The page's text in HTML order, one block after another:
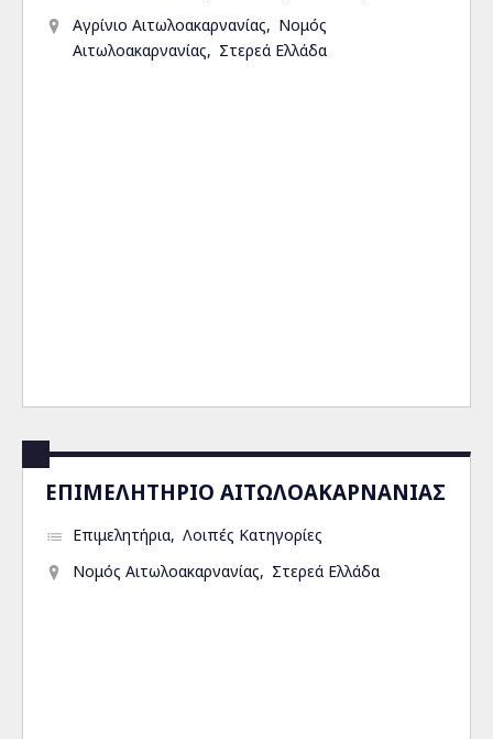
Αγρίνιο Αιτωλοακαρνανίας
Νομός
Αιτωλοακαρνανίας
Στερεά Ελλάδα
ΕΠΙΜΕΛΗΤΗΡΙΟ ΑΙΤΩΛΟΑΚΑΡΝΑΝΙΑΣ
Επιμελητήρια Λοιπές Κατηγορίες
Νομός Αιτωλοακαρνανίας
Στερεά Ελλάδα